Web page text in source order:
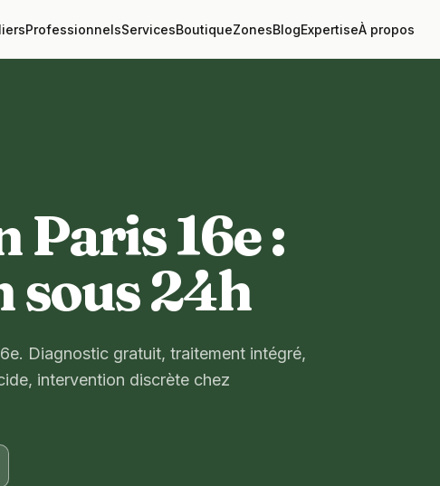
ProfessionnelsServicesBoutiqueZonesBlogExpertiseÀ propos
Paris 16e :
24h
Diagnostic gratuit, traitement intégré,
intervention discrète chez